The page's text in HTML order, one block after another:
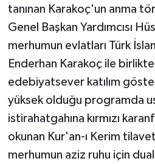
tanınan Karakoç'un anma
Genel Başkan Yardımcısı
merhumun evlatları Türk
Enderhan Karakoç ile birlikte
edebiyatsever katılım
yüksek olduğu programda
istirahatgahına kırmızı
okunan Kur'an-ı Kerim
merhumun aziz ruhu için